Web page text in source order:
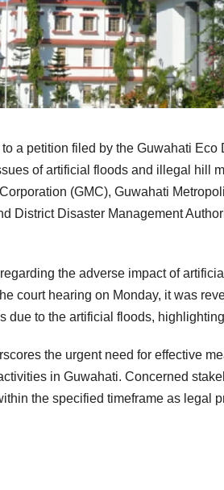
a petition filed by the Guwahati Eco
of artificial floods and illegal hill
(GMC), Guwahati
District Disaster Management
the adverse impact of
court hearing on Monday, it was
due to the artificial floods,
the urgent need for effective
in Guwahati. Concerned
the specified timeframe as legal